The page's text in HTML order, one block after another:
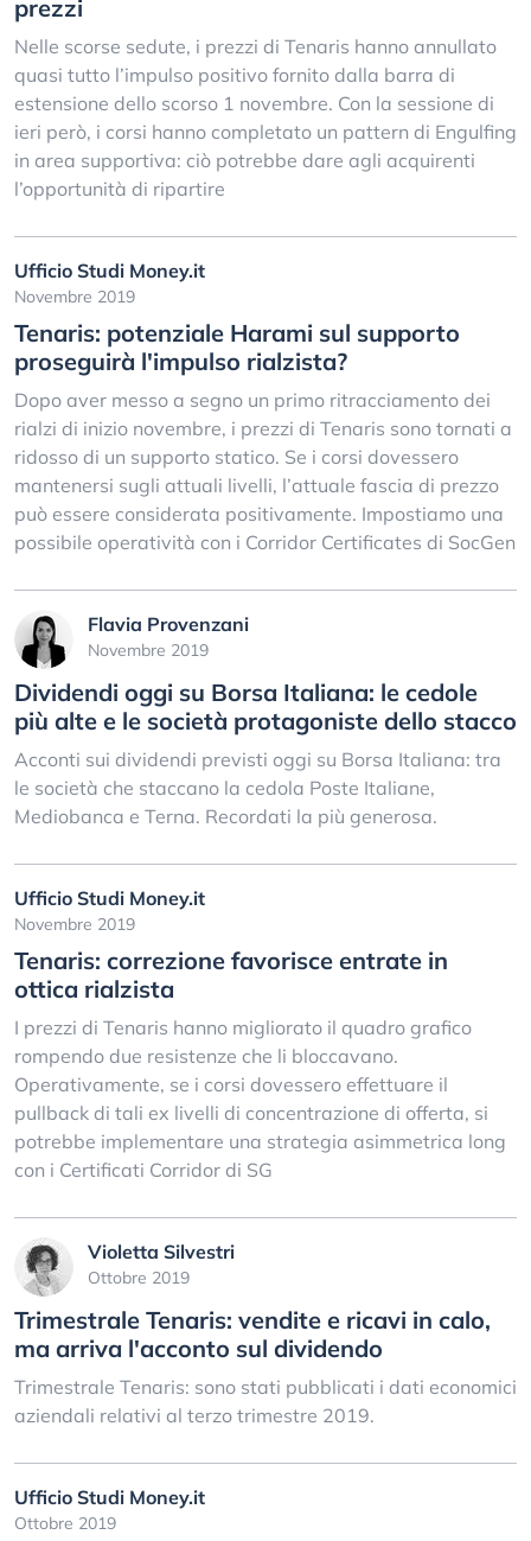
prezzi
Nelle scorse sedute, i prezzi di Tenaris hanno annullato
quasi tutto l’impulso positivo fornito dalla barra di
estensione dello scorso 1 novembre. Con la sessione di
ieri però, i corsi hanno completato un pattern di Engulfing
in area supportiva: ciò potrebbe dare agli acquirenti
l’opportunità di ripartire
Ufficio Studi Money.it
Novembre 2019
Tenaris: potenziale Harami sul supporto
proseguirà l'impulso rialzista?
Dopo aver messo a segno un primo ritracciamento dei
rialzi di inizio novembre, i prezzi di Tenaris sono tornati a
ridosso di un supporto statico. Se i corsi dovessero
mantenersi sugli attuali livelli, l’attuale fascia di prezzo
può essere considerata positivamente. Impostiamo una
possibile operatività con i Corridor Certificates di SocGen
Flavia Provenzani
Novembre 2019
Dividendi oggi su Borsa Italiana: le cedole
più alte e le società protagoniste dello stacco
Acconti sui dividendi previsti oggi su Borsa Italiana: tra
le società che staccano la cedola Poste Italiane,
Mediobanca e Terna. Recordati la più generosa.
Ufficio Studi Money.it
Novembre 2019
Tenaris: correzione favorisce entrate in
ottica rialzista
I prezzi di Tenaris hanno migliorato il quadro grafico
rompendo due resistenze che li bloccavano.
Operativamente, se i corsi dovessero effettuare il
pullback di tali ex livelli di concentrazione di offerta, si
potrebbe implementare una strategia asimmetrica long
con i Certificati Corridor di SG
Violetta Silvestri
Ottobre 2019
Trimestrale Tenaris: vendite e ricavi in calo,
ma arriva l'acconto sul dividendo
Trimestrale Tenaris: sono stati pubblicati i dati economici
aziendali relativi al terzo trimestre 2019.
Ufficio Studi Money.it
Ottobre 2019